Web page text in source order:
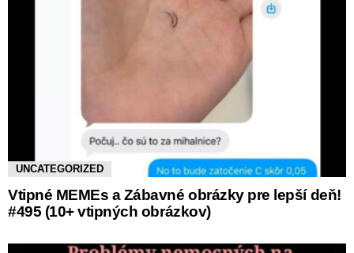
UNCATEGORIZED
Vtipné MEMEs a Zábavné obrázky pre lepší deň!
#495 (10+ vtipných obrázkov)